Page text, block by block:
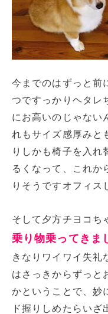
今までのはずっと前
つですっかりヘタレ
にお高いのじゃない
れもサイズ感厚みと
りしかも椅子を入れ
るくなって、これか
りそうですオフィス
そして夕方チヨコち
乗り物乗ってきま
きなりワイワイ失礼
はさっきからずっと
かということで、妙
ド握りしめたらいざ